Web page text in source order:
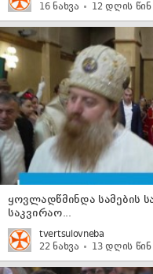
16 ნახვა
12 დღის წინ
ყოვლადწმინდა სამების
საკვირაო...
tvertsulovneba
22 ნახვა
13 დღის წინ